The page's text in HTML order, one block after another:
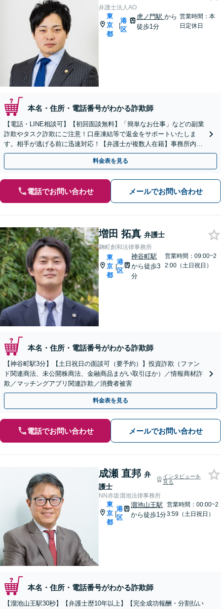
弁護士法人AO
東
京
都
|
港
区
虎ノ門駅から
徒歩1分
営業時間：本
日定休日
本名・住所・電話番号がわかる詐欺師
【電話・LINE相談可】【初回面談無料】「簡単なお仕事」などの副業
詐欺やタスク詐欺にご注意！口座凍結等で返金をサポートいたしま
す。相手が逃げる前に迅速対応！【弁護士が複数人在籍】事務所内で
連携し問題解決へ【休日・夜間面談可】【虎ノ門駅1分】
料金表を見る
電話でお問い合わせ メールでお問い合わせ
増田 拓真 弁護士
麹町創和法律事務所
東
京
都
|
港
区
神谷町駅
から徒歩3
分
営業時間：09:00~2
2:00（土日祝日）
本名・住所・電話番号がわかる詐欺師
【神谷町駅3分】【土日祝日の面談可（要予約）】投資詐欺（ファン
ド関連商法、未公開株商法、金融商品まがい取引ほか）／情報商材詐
欺／マッチングアプリ関連詐欺／消費者被害
料金表を見る
電話でお問い合わせ メールでお問い合わせ
成瀬 直邦 弁
護士
インタビューを
見る
NN赤坂溜池法律事務所
東
京
都
|
港
区
溜池山王駅
から徒歩1分
営業時間：00:00~2
3:59（土日祝日）
本名・住所・電話番号がわかる詐欺師
【溜池山王駅30秒】【弁護士歴10年以上】【完全成功報酬・分割払い